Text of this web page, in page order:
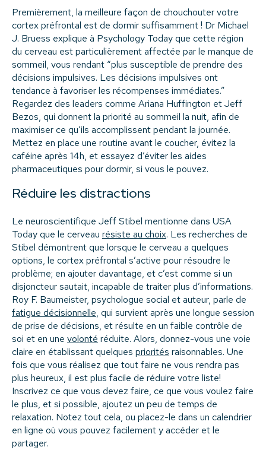
Premièrement, la meilleure façon de chouchouter votre
cortex préfrontal est de dormir suffisamment! Dr Michael
J. Bruess explique à Psychology Today que cette région
du cerveau est particulièrement affectée par le manque de
sommeil, vous rendant “plus susceptible de prendre des
décisions impulsives. Les décisions impulsives ont
tendance à favoriser les récompenses immédiates.”
Regardez des leaders comme Ariana Huffington et Jeff
Bezos, qui donnent la priorité au sommeil la nuit, afin de
maximiser ce qu’ils accomplissent pendant la journée.
Mettez en place une routine avant le coucher, évitez la
caféine après 14h, et essayez d’éviter les aides
pharmaceutiques pour dormir, si vous le pouvez.
Réduire les distractions
Le neuroscientifique Jeff Stibel mentionne dans USA
Today que le cerveau résiste au choix. Les recherches de
Stibel démontrent que lorsque le cerveau a quelques
options, le cortex préfrontal s’active pour résoudre le
problème; en ajouter davantage, et c’est comme si un
disjoncteur sautait, incapable de traiter plus d’informations.
Roy F. Baumeister, psychologue social et auteur, parle de
fatigue décisionnelle, qui survient après une longue session
de prise de décisions, et résulte en un faible contrôle de
soi et en une volonté réduite. Alors, donnez-vous une voie
claire en établissant quelques priorités raisonnables. Une
fois que vous réalisez que tout faire ne vous rendra pas
plus heureux, il est plus facile de réduire votre liste!
Inscrivez ce que vous devez faire, ce que vous voulez faire
le plus, et si possible, ajoutez un peu de temps de
relaxation. Notez tout cela, ou placez-le dans un calendrier
en ligne où vous pouvez facilement y accéder et le
partager.